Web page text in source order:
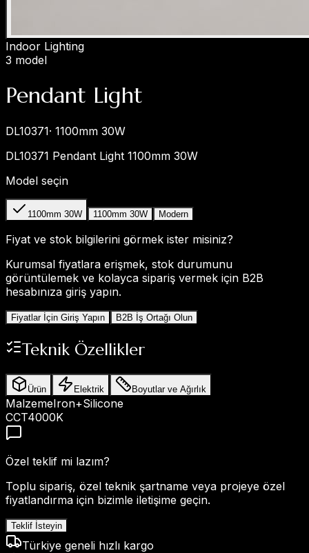
Indoor Lighting
3 model
Pendant Light
DL10371· 1100mm 30W
DL10371 Pendant Light 1100mm 30W
Model seçin
1100mm 30W 1100mm 30W Modern
Fiyat ve stok bilgilerini görmek ister misiniz?
Kurumsal fiyatlara erişmek, stok durumunu
görüntülemek ve kolayca sipariş vermek için B2B
hesabınıza giriş yapın.
Fiyatlar İçin Giriş Yapın B2B İş Ortağı Olun
Teknik Özellikler
Ürün Elektrik Boyutlar ve Ağırlık
MalzemeIron+Silicone
CCT4000K
Özel teklif mi lazım?
Toplu sipariş, özel teknik şartname veya projeye özel
fiyatlandırma için bizimle iletişime geçin.
Teklif İsteyin
Türkiye geneli hızlı kargo